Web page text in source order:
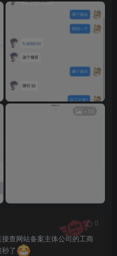
+16
0
查网站备案主体公司的工商
了